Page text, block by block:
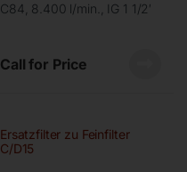
C84, 8.400 l/min., IG 1 1/2′
Call for Price
Ersatzfilter zu Feinfilter
C/D15